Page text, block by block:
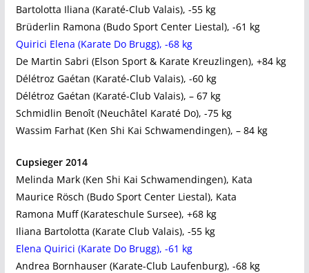
Bartolotta Iliana (Karaté-Club Valais), -55 kg
Brüderlin Ramona (Budo Sport Center Liestal), -61 kg
Quirici Elena (Karate Do Brugg), -68 kg
De Martin Sabri (Elson Sport & Karate Kreuzlingen), +84 kg
Délétroz Gaétan (Karaté-Club Valais), -60 kg
Délétroz Gaétan (Karaté-Club Valais), – 67 kg
Schmidlin Benoît (Neuchâtel Karaté Do), -75 kg
Wassim Farhat (Ken Shi Kai Schwamendingen), – 84 kg
Cupsieger 2014
Melinda Mark (Ken Shi Kai Schwamendingen), Kata
Maurice Rösch (Budo Sport Center Liestal), Kata
Ramona Muff (Karateschule Sursee), +68 kg
Iliana Bartolotta (Karate Club Valais), -55 kg
Elena Quirici (Karate Do Brugg), -61 kg
Andrea Bornhauser (Karate-Club Laufenburg), -68 kg